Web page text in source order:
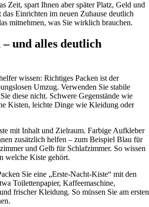
Zeit, spart Ihnen aber später Platz, Geld und
Einrichten im neuen Zuhause deutlich
mitnehmen, was Sie wirklich brauchen.
und alles deutlich
wissen: Richtiges Packen ist der
Umzug. Verwenden Sie stabile
diese nicht. Schwere Gegenstände wie
Kisten, leichte Dinge wie Kleidung oder
mit Inhalt und Zielraum. Farbige Aufkleber
zusätzlich helfen – zum Beispiel Blau für
und Gelb für Schlafzimmer. So wissen
welche Kiste gehört.
Sie eine „Erste-Nacht-Kiste“ mit den
Toilettenpapier, Kaffeemaschine,
frischer Kleidung. So müssen Sie am ersten